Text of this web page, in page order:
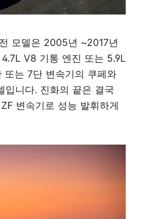
모델은 2005년 ~2017년
V8 기통 엔진 또는 5.9L
또는 7단 변속기의 쿠페와
입니다. 진화의 끝은 결국
변속기로 성능 발휘하게